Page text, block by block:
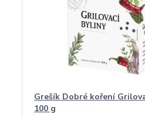
Grešík Dobré koření
100 g